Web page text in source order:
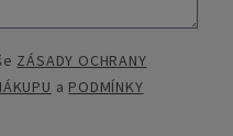
ZÁSADY OCHRANY
a PODMÍNKY